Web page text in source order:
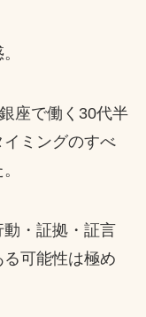
座で働く30代半
ミングのすべ
・証拠・証言
可能性は極め